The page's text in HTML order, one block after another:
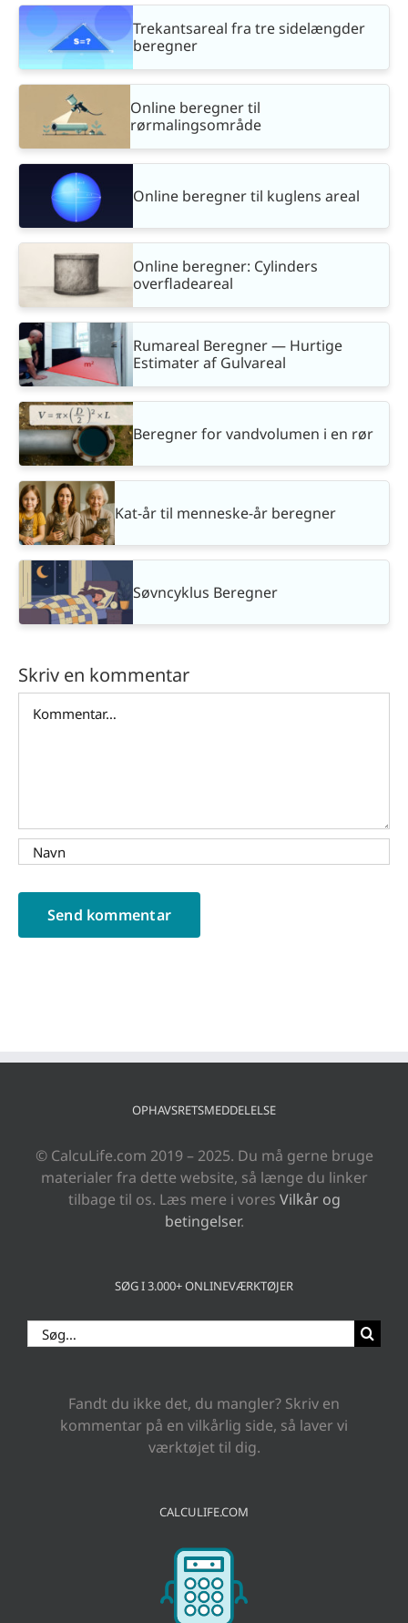
Trekantsareal fra tre sidelængder
beregner
Online beregner til
rørmalingsområde
Online beregner til kuglens areal
Online beregner: Cylinders
overfladeareal
Rumareal Beregner — Hurtige
Estimater af Gulvareal
Beregner for vandvolumen i en rør
Kat-år til menneske-år beregner
Søvncyklus Beregner
Skriv en kommentar
OPHAVSRETSMEDDELELSE
© CalcuLife.com 2019 – 2025. Du må gerne bruge
materialer fra dette website, så længe du linker
tilbage til os. Læs mere i vores Vilkår og
betingelser.
SØG I 3.000+ ONLINEVÆRKTØJER
Søg
efter:
Fandt du ikke det, du mangler? Skriv en
kommentar på en vilkårlig side, så laver vi
værktøjet til dig.
CALCULIFE.COM